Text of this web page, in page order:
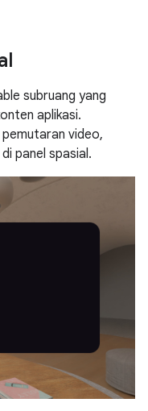
subruang yang
aplikasi.
video,
panel spasial.